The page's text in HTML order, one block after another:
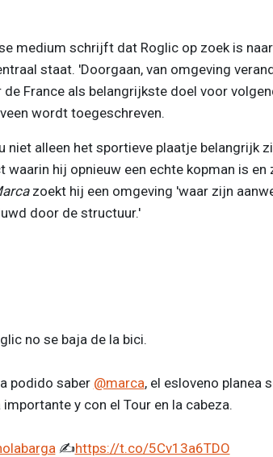
medium schrijft dat Roglic op zoek is
staat. 'Doorgaan, van omgeving
de France als belangrijkste doel voor
wordt toegeschreven.
niet alleen het sportieve plaatje belangrijk
waarin hij opnieuw een echte kopman is
zoekt hij een omgeving 'waar zijn
door de structuur.'
no se baja de la bici.
podido saber @marca, el esloveno planea
y con el Tour en la cabeza.
✍️https://t.co/5Cv13a6TDO